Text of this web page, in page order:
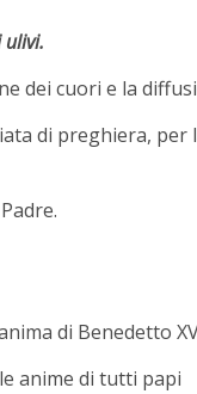
ulivi.
dei cuori e la
di preghiera,
di Benedetto
anime di tutti papi